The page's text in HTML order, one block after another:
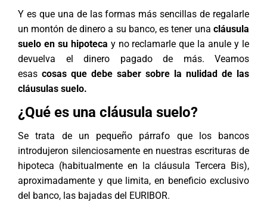
Y es que una de las formas más sencillas de regalarle
un montón de dinero a su banco, es tener una cláusula
suelo en su hipoteca y no reclamarle que la anule y le
devuelva el dinero pagado de más. Veamos
esas cosas que debe saber sobre la nulidad de las
cláusulas suelo.
¿Qué es una cláusula suelo?
Se trata de un pequeño párrafo que los bancos
introdujeron silenciosamente en nuestras escrituras de
hipoteca (habitualmente en la cláusula Tercera Bis),
aproximadamente y que limita, en beneficio exclusivo
del banco, las bajadas del EURIBOR.